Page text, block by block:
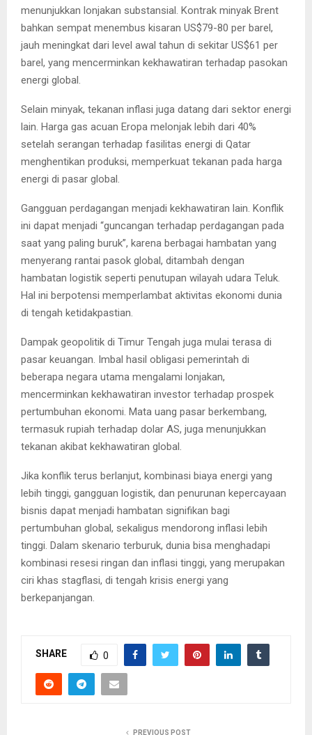
menunjukkan lonjakan substansial. Kontrak minyak Brent
bahkan sempat menembus kisaran US$79-80 per barel,
jauh meningkat dari level awal tahun di sekitar US$61 per
barel, yang mencerminkan kekhawatiran terhadap pasokan
energi global.
Selain minyak, tekanan inflasi juga datang dari sektor energi
lain. Harga gas acuan Eropa melonjak lebih dari 40%
setelah serangan terhadap fasilitas energi di Qatar
menghentikan produksi, memperkuat tekanan pada harga
energi di pasar global.
Gangguan perdagangan menjadi kekhawatiran lain. Konflik
ini dapat menjadi “guncangan terhadap perdagangan pada
saat yang paling buruk”, karena berbagai hambatan yang
menyerang rantai pasok global, ditambah dengan
hambatan logistik seperti penutupan wilayah udara Teluk.
Hal ini berpotensi memperlambat aktivitas ekonomi dunia
di tengah ketidakpastian.
Dampak geopolitik di Timur Tengah juga mulai terasa di
pasar keuangan. Imbal hasil obligasi pemerintah di
beberapa negara utama mengalami lonjakan,
mencerminkan kekhawatiran investor terhadap prospek
pertumbuhan ekonomi. Mata uang pasar berkembang,
termasuk rupiah terhadap dolar AS, juga menunjukkan
tekanan akibat kekhawatiran global.
Jika konflik terus berlanjut, kombinasi biaya energi yang
lebih tinggi, gangguan logistik, dan penurunan kepercayaan
bisnis dapat menjadi hambatan signifikan bagi
pertumbuhan global, sekaligus mendorong inflasi lebih
tinggi. Dalam skenario terburuk, dunia bisa menghadapi
kombinasi resesi ringan dan inflasi tinggi, yang merupakan
ciri khas stagflasi, di tengah krisis energi yang
berkepanjangan.
SHARE 0
PREVIOUS POST